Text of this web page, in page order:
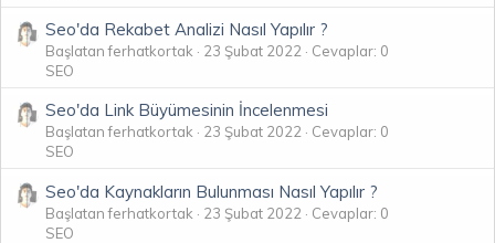
Seo'da Rekabet Analizi Nasıl Yapılır ?
Başlatan ferhatkortak 23 Şubat 2022
Cevaplar: 0
SEO
Seo'da Link Büyümesinin İncelenmesi
Başlatan ferhatkortak 23 Şubat 2022
Cevaplar: 0
SEO
Seo'da Kaynakların Bulunması Nasıl Yapılır ?
Başlatan ferhatkortak 23 Şubat 2022
Cevaplar: 0
SEO